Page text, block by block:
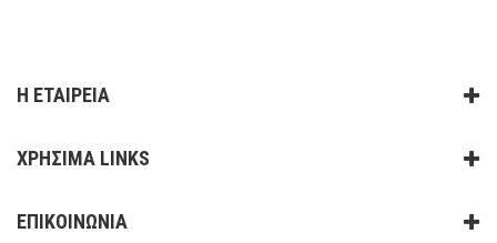
Η ΕΤΑΙΡΕΙΑ
ΧΡΗΣΙΜΑ LINKS
ΕΠΙΚΟΙΝΩΝΙΑ